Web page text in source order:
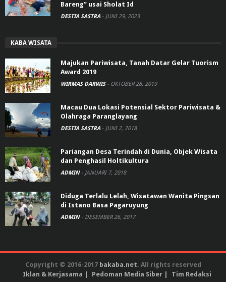
Bareng” usai Sholat Id
DESTIA SASTRA - JUNI 29, 2023
KABA WISATA
Majukan Pariwisata, Tanah Datar Gelar Tuorism
Award 2019
WIRMAS DARWIS - OKTOBER 28, 2019
Macau Dua Lokasi Potensial Sektor Pariwisata &
Olahraga Paranglayang
DESTIA SASTRA - JUNI 2, 2018
Pariangan Desa Terindah di Dunia, Objek Wisata
dan Penghasil Holtikultura
ADMIN - JANUARI 7, 2018
Diduga Terlalu Lelah, Wisatawan Wanita Pingsan
di Istano Basa Pagaruyung
ADMIN - DESEMBER 26, 2017
Copyright © 2016-2017 bakaba.net. All rights reserved
Iklan & Kerjasama
Pedoman Media Siber Tim Redaksi